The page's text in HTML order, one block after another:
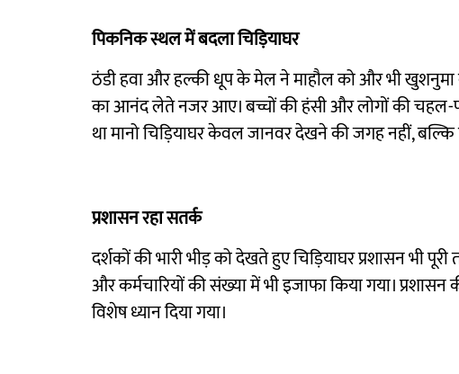
पिकनिक स्थल में बदला चिड़ियाघर
ठंडी हवा और हल्की धूप के मेल ने माहौल को और भी खुशनुमा
का आनंद लेते नजर आए। बच्चों की हंसी और लोगों की चहल-
था मानो चिड़ियाघर केवल जानवर देखने की जगह नहीं, बल्कि
प्रशासन रहा सतर्क
दर्शकों की भारी भीड़ को देखते हुए चिड़ियाघर प्रशासन भी
और कर्मचारियों की संख्या में भी इजाफा किया गया।
विशेष ध्यान दिया गया।